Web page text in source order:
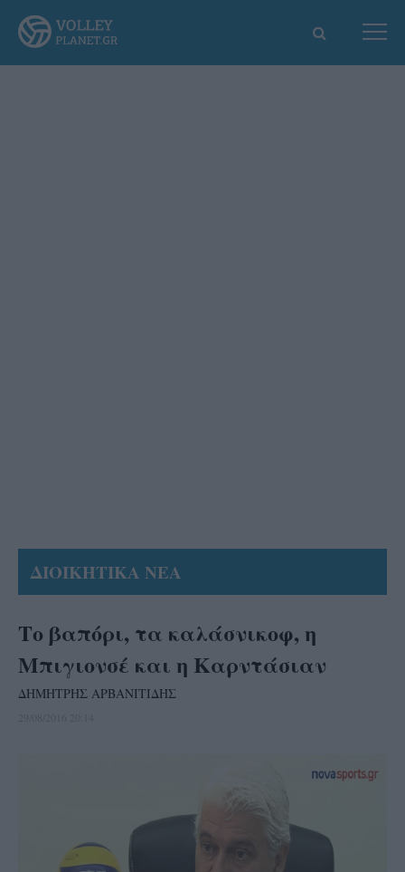
ΔΙΟΙΚΗΤΙΚΑ ΝΕΑ
Το βαπόρι, τα καλάσνικοφ, η
Μπιγιονσέ και η Καρντάσιαν
ΔΗΜΗΤΡΗΣ ΑΡΒΑΝΙΤΙΔΗΣ